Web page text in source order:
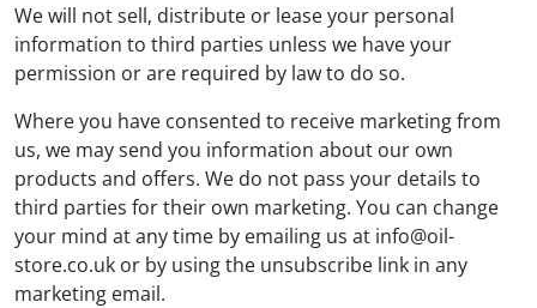
We will not sell, distribute or lease your personal
information to third parties unless we have your
permission or are required by law to do so.
Where you have consented to receive marketing from
us, we may send you information about our own
products and offers. We do not pass your details to
third parties for their own marketing. You can change
your mind at any time by emailing us at info@oil-
store.co.uk or by using the unsubscribe link in any
marketing email.